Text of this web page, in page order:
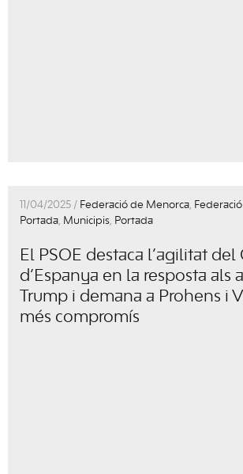
11/04/2025 / Federació de Menorca,
Portada, Municipis, Portada
El PSOE destaca l’agilitat del
d’Espanya en la resposta als
Trump i demana a Prohens i
més compromís